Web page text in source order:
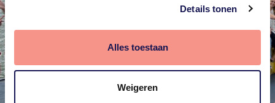
Details tonen
Alles toestaan
Weigeren